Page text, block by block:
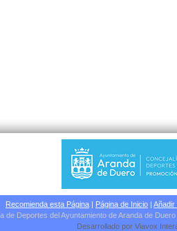
Recomienda esta Página | Página de Inicio | Añadir
de Deportes del Ayuntamiento de Aranda de Duero
Desarrollado por Viavox